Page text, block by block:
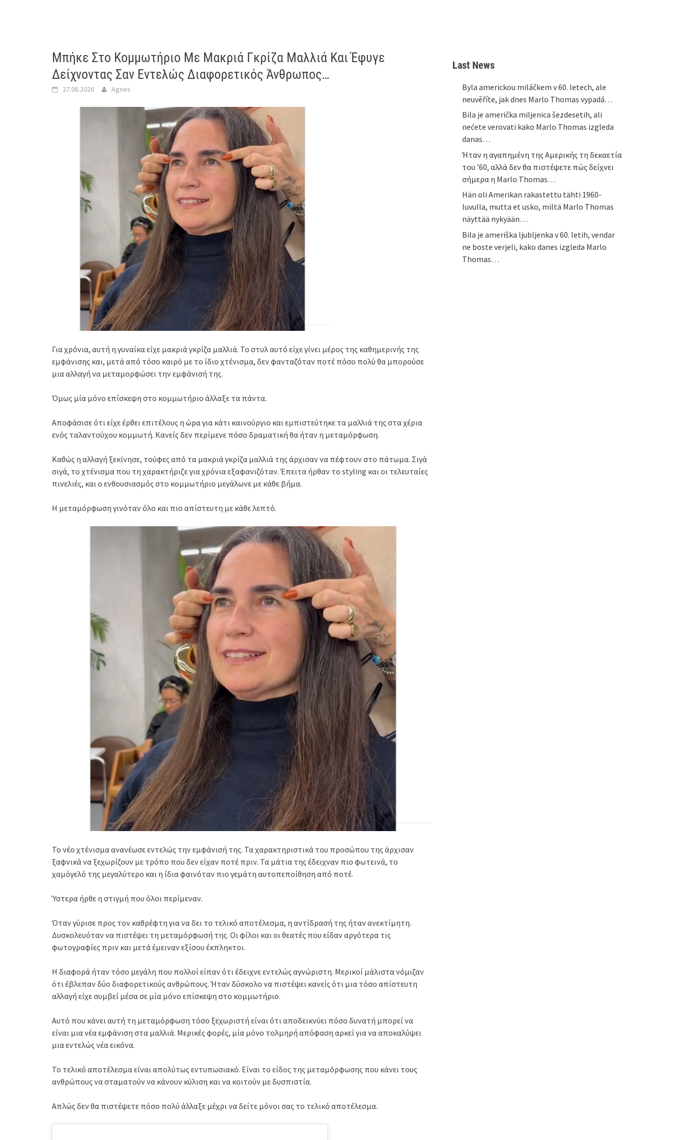
Μπήκε Στο Κομμωτήριο Με Μακριά Γκρίζα Μαλλιά Και Έφυγε
Δείχνοντας Σαν Εντελώς Διαφορετικός Άνθρωπος…
27.06.2026 Agnes
Για χρόνια, αυτή η γυναίκα είχε μακριά γκρίζα μαλλιά. Το στυλ αυτό είχε γίνει μέρος της καθημερινής της
εμφάνισης και, μετά από τόσο καιρό με το ίδιο χτένισμα, δεν φανταζόταν ποτέ πόσο πολύ θα μπορούσε
μια αλλαγή να μεταμορφώσει την εμφάνισή της.
Όμως μία μόνο επίσκεψη στο κομμωτήριο άλλαξε τα πάντα.
Αποφάσισε ότι είχε έρθει επιτέλους η ώρα για κάτι καινούργιο και εμπιστεύτηκε τα μαλλιά της στα χέρια
ενός ταλαντούχου κομμωτή. Κανείς δεν περίμενε πόσο δραματική θα ήταν η μεταμόρφωση.
Καθώς η αλλαγή ξεκίνησε, τούφες από τα μακριά γκρίζα μαλλιά της άρχισαν να πέφτουν στο πάτωμα. Σιγά
σιγά, το χτένισμα που τη χαρακτήριζε για χρόνια εξαφανιζόταν. Έπειτα ήρθαν το styling και οι τελευταίες
πινελιές, και ο ενθουσιασμός στο κομμωτήριο μεγάλωνε με κάθε βήμα.
Η μεταμόρφωση γινόταν όλο και πιο απίστευτη με κάθε λεπτό.
Το νέο χτένισμα ανανέωσε εντελώς την εμφάνισή της. Τα χαρακτηριστικά του προσώπου της άρχισαν
ξαφνικά να ξεχωρίζουν με τρόπο που δεν είχαν ποτέ πριν. Τα μάτια της έδειχναν πιο φωτεινά, το
χαμόγελό της μεγαλύτερο και η ίδια φαινόταν πιο γεμάτη αυτοπεποίθηση από ποτέ.
Ύστερα ήρθε η στιγμή που όλοι περίμεναν.
Όταν γύρισε προς τον καθρέφτη για να δει το τελικό αποτέλεσμα, η αντίδρασή της ήταν ανεκτίμητη.
Δυσκολευόταν να πιστέψει τη μεταμόρφωσή της. Οι φίλοι και οι θεατές που είδαν αργότερα τις
φωτογραφίες πριν και μετά έμειναν εξίσου έκπληκτοι.
Η διαφορά ήταν τόσο μεγάλη που πολλοί είπαν ότι έδειχνε εντελώς αγνώριστη. Μερικοί μάλιστα νόμιζαν
ότι έβλεπαν δύο διαφορετικούς ανθρώπους. Ήταν δύσκολο να πιστέψει κανείς ότι μια τόσο απίστευτη
αλλαγή είχε συμβεί μέσα σε μία μόνο επίσκεψη στο κομμωτήριο.
Αυτό που κάνει αυτή τη μεταμόρφωση τόσο ξεχωριστή είναι ότι αποδεικνύει πόσο δυνατή μπορεί να
είναι μια νέα εμφάνιση στα μαλλιά. Μερικές φορές, μία μόνο τολμηρή απόφαση αρκεί για να αποκαλύψει
μια εντελώς νέα εικόνα.
Το τελικό αποτέλεσμα είναι απολύτως εντυπωσιακό. Είναι το είδος της μεταμόρφωσης που κάνει τους
ανθρώπους να σταματούν να κάνουν κύλιση και να κοιτούν με δυσπιστία.
Απλώς δεν θα πιστέψετε πόσο πολύ άλλαξε μέχρι να δείτε μόνοι σας το τελικό αποτέλεσμα.
Last News
Byla americkou miláčkem v 60. letech, ale
neuvěříte, jak dnes Marlo Thomas vypadá…
Bila je američka miljenica šezdesetih, ali
nećete verovati kako Marlo Thomas izgleda
danas…
Ήταν η αγαπημένη της Αμερικής τη δεκαετία
του ’60, αλλά δεν θα πιστέψετε πώς δείχνει
σήμερα η Marlo Thomas…
Hän oli Amerikan rakastettu tähti 1960-
luvulla, mutta et usko, miltä Marlo Thomas
näyttää nykyään…
Bila je ameriška ljubljenka v 60. letih, vendar
ne boste verjeli, kako danes izgleda Marlo
Thomas…